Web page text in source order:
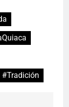
#Tradición